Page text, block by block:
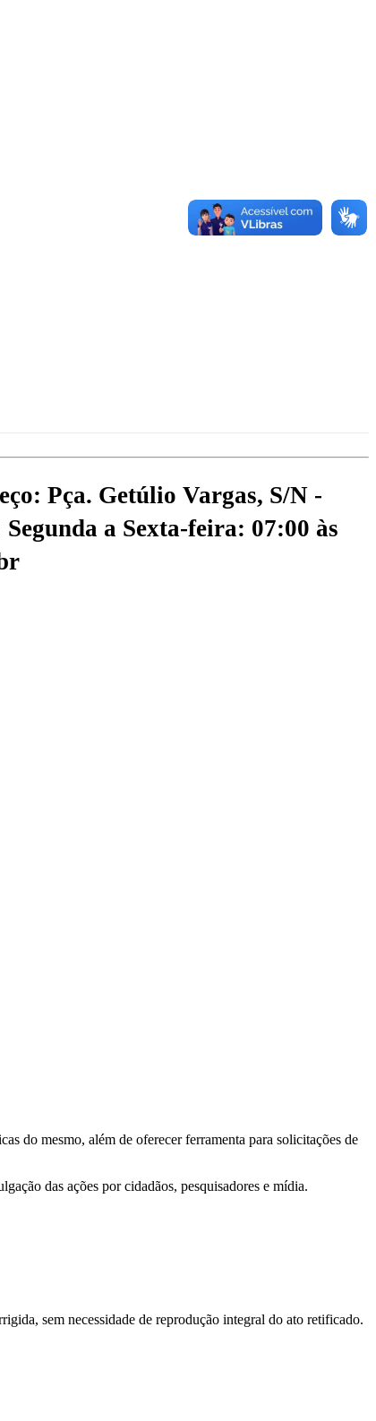
Pça. Getúlio Vargas, S/N -
a Sexta-feira: 07:00 às
do mesmo, além de oferecer ferramenta para solicitações de
das ações por cidadãos, pesquisadores e mídia.
sem necessidade de reprodução integral do ato retificado.